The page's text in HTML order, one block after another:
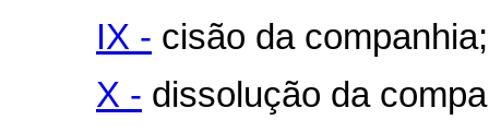
IX - cisão da companhia;
X - dissolução da